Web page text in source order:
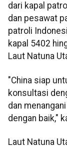
dari kapal
dan pesawat
patroli
kapal 5402
Laut Natuna
"China siap
konsultasi
dan
dengan baik,"
Laut Natuna